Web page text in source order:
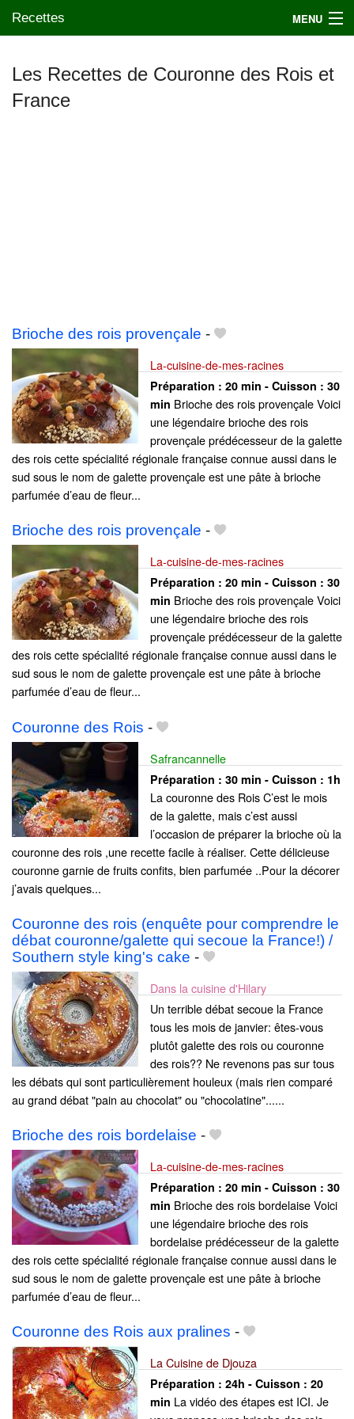
Recettes MENU
Mes blogs préférés
Les Recettes de Couronne des Rois et
France
Brioche des rois provençale -
La-cuisine-de-mes-racines
Préparation : 20 min - Cuisson : 30
min Brioche des rois provençale Voici
une légendaire brioche des rois
provençale prédécesseur de la galette
des rois cette spécialité régionale française connue aussi dans le
sud sous le nom de galette provençale est une pâte à brioche
parfumée d’eau de fleur...
Brioche des rois provençale -
La-cuisine-de-mes-racines
Préparation : 20 min - Cuisson : 30
min Brioche des rois provençale Voici
une légendaire brioche des rois
provençale prédécesseur de la galette
des rois cette spécialité régionale française connue aussi dans le
sud sous le nom de galette provençale est une pâte à brioche
parfumée d’eau de fleur...
Couronne des Rois -
Safrancannelle
Préparation : 30 min - Cuisson : 1h
La couronne des Rois C’est le mois
de la galette, mais c’est aussi
l’occasion de préparer la brioche où la
couronne des rois ,une recette facile à réaliser. Cette délicieuse
couronne garnie de fruits confits, bien parfumée ..Pour la décorer
j’avais quelques...
Couronne des rois (enquête pour comprendre le
débat couronne/galette qui secoue la France!) /
Southern style king's cake -
Dans la cuisine d'Hilary
Un terrible débat secoue la France
tous les mois de janvier: êtes-vous
plutôt galette des rois ou couronne
des rois?? Ne revenons pas sur tous
les débats qui sont particulièrement houleux (mais rien comparé
au grand débat "pain au chocolat" ou "chocolatine"......
Brioche des rois bordelaise -
La-cuisine-de-mes-racines
Préparation : 20 min - Cuisson : 30
min Brioche des rois bordelaise Voici
une légendaire brioche des rois
bordelaise prédécesseur de la galette
des rois cette spécialité régionale française connue aussi dans le
sud sous le nom de galette provençale est une pâte à brioche
parfumée d’eau de fleur...
Couronne des Rois aux pralines -
La Cuisine de Djouza
Préparation : 24h - Cuisson : 20
min La vidéo des étapes est ICI. Je